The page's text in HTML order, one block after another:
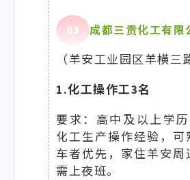
03 成都三贡化工有限
（羊安工业园区羊横三
1.化工操作工3名
要求：高中及以上学
化工生产操作经验，可
车者优先，家住羊安周
需上夜班。